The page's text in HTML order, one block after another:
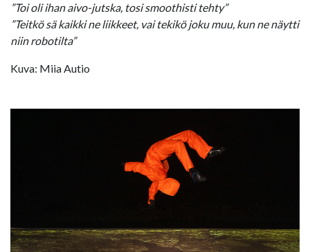
”Toi oli ihan aivo-jutska, tosi smoothisti tehty”
”Teitkö sä kaikki ne liikkeet, vai tekikö joku muu, kun ne näytti
niin robotilta”
Kuva: Miia Autio